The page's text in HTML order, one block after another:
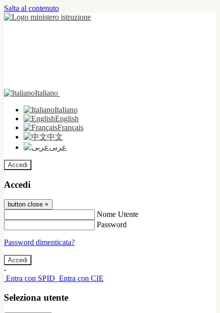
Salta al contenuto
Italiano
Italiano
English
Français
中文
عربى
Accedi
Accedi
button close ×
Nome Utente
Password
Password dimenticata?
-
Entra con SPID Entra con CIE
Seleziona utente